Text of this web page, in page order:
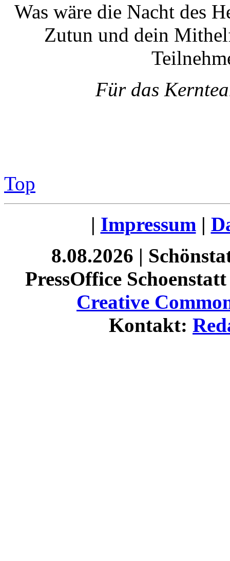
Was wäre die Nacht des
Zutun und dein
Für das
Top
| Impressum |
8.08.2026 |
PressOffice
Creative
Kontakt: